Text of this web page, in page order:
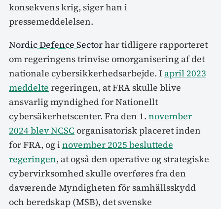
konsekvens krig, siger han i
pressemeddelelsen.
Nordic Defence Sectorhar tidligere rapporteret
om regeringens trinvise omorganisering af det
nationale cybersikkerhedsarbejde. I april 2023
meddelte regeringen, at FRA skulle blive
ansvarlig myndighed for Nationellt
cybersäkerhetscenter. Fra den 1. november
2024 blev NCSCorganisatorisk placeret inden
for FRA, og inovember 2025 besluttede
regeringen, at også den operative og strategiske
cybervirksomhed skulle overføres fra den
daværende Myndigheten för samhällsskydd
och beredskap (MSB), det svenske